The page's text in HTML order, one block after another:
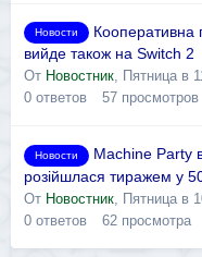
Новости
Кооперативна
вийде також на Switch 2
От Новостник, Пятница в
0 ответов 57 просмотров
Новости
Machine Party
розійшлася тиражем у
От Новостник Пятница в
0 ответов 62 просмотра